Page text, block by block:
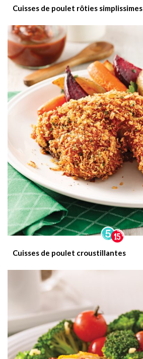
Cuisses de poulet rôties simplissimes
Cuisses de poulet croustillantes